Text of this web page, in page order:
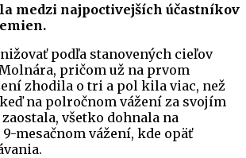
medzi najpoctivejších účastníkov
podľa stanovených cieľov
pričom už na prvom
zhodila o tri a pol kila viac, než
na polročnom vážení za svojím
všetko dohnala na
mesačnom vážení, kde opäť